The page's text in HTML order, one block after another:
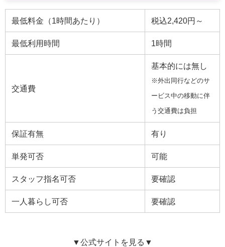
最低料金（1時間あたり） 税込2,420円～
最低利用時間 1時間
交通費
基本的には無し
※外出同行などのサ
ービス中の移動に伴
う交通費は負担
保証有無 有り
単発可否 可能
スタッフ指名可否 要確認
一人暮らし可否 要確認
▼公式サイトを見る▼